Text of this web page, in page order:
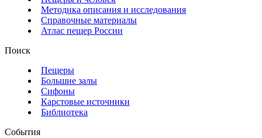
Методика описания и исследования
Справочные материалы
Атлас пещер России
Поиск
Пещеры
Большие залы
Сифоны
Карстовые источники
Библиотека
События